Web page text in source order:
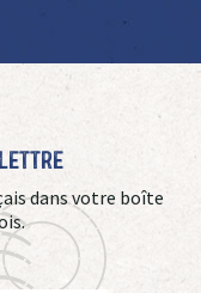
dans votre boîte